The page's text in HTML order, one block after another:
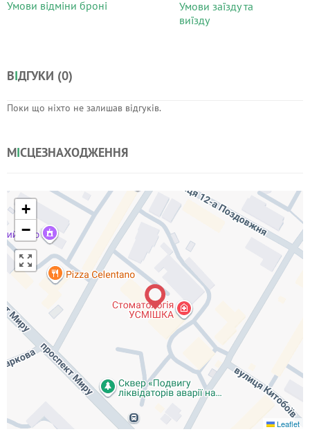
Умови відміни броні
Умови заїзду та
виїзду
ВІДГУКИ (0)
Поки що ніхто не залишав відгуків.
МІСЦЕЗНАХОДЖЕННЯ
+
−
Leaflet